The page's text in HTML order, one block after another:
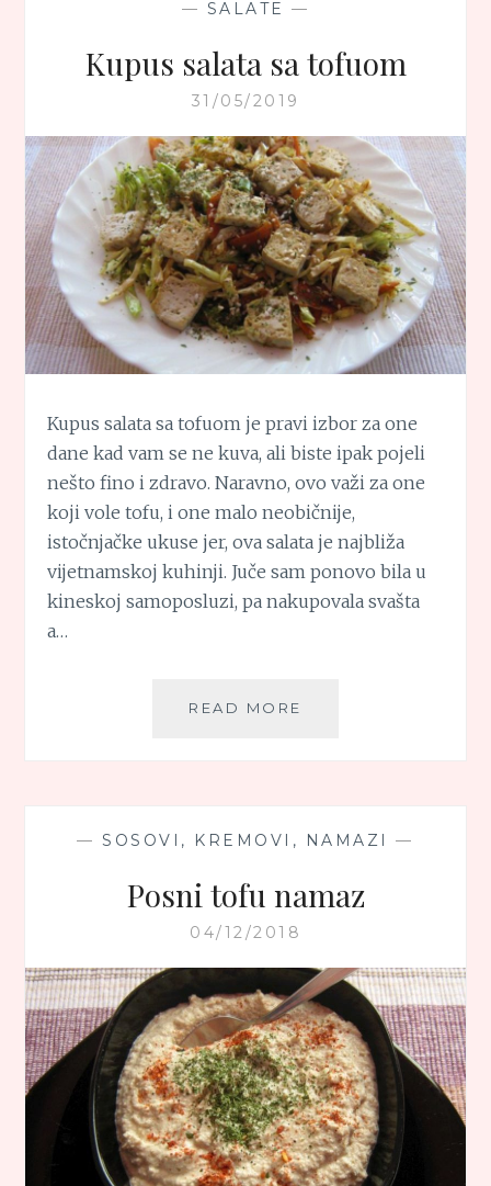
— SALATE —
Kupus salata sa tofuom
31/05/2019
Kupus salata sa tofuom je pravi izbor za one
dane kad vam se ne kuva, ali biste ipak pojeli
nešto fino i zdravo. Naravno, ovo važi za one
koji vole tofu, i one malo neobičnije,
istočnjačke ukuse jer, ova salata je najbliža
vijetnamskoj kuhinji. Juče sam ponovo bila u
kineskoj samoposluzi, pa nakupovala svašta
a…
READ MORE
—SOSOVI, KREMOVI, NAMAZI —
Posni tofu namaz
04/12/2018